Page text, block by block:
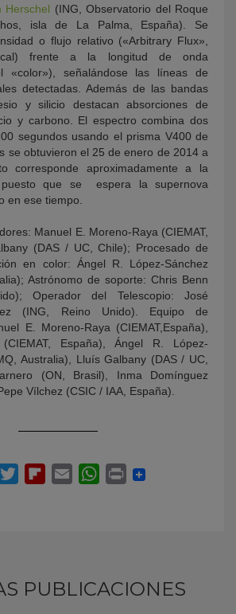
Herschel (ING, Observatorio del Roque
isla de La Palma, España). Se
o flujo relativo («Arbitrary Flux»,
frente a la longitud de onda
«color»), señalándose las líneas de
detectadas. Además de las bandas
y silicio destacan absorciones de
y carbono. El espectro combina dos
segundos usando el prisma V400 de
se obtuvieron el 25 de enero de 2014 a
corresponde aproximadamente a la
que se espera la supernova
en ese tiempo.
Manuel E. Moreno-Raya (CIEMAT,
(DAS / UC, Chile); Procesado de
en color: Ángel R. López-Sánchez
Astrónomo de soporte: Chris Benn
Operador del Telescopio: José
(ING, Reino Unido). Equipo de
E. Moreno-Raya (CIEMAT,España),
España), Ángel R. López-
Australia), Lluís Galbany (DAS / UC,
(ON, Brasil), Inma Domínguez
Vílchez (CSIC / IAA, España).
PUBLICACIONES